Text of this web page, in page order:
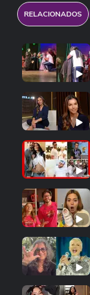
RELACIONADOS